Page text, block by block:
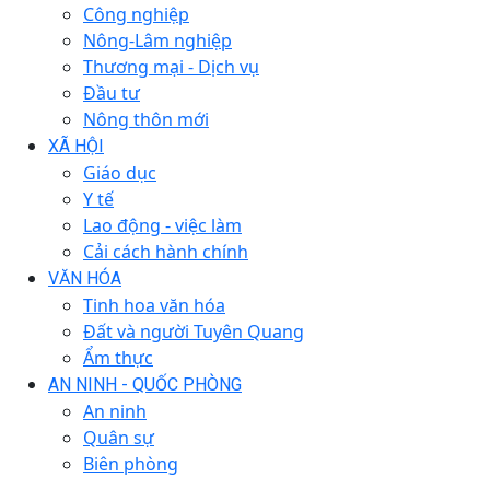
Công nghiệp
Nông-Lâm nghiệp
Thương mại - Dịch vụ
Đầu tư
Nông thôn mới
XÃ HỘI
Giáo dục
Y tế
Lao động - việc làm
Cải cách hành chính
VĂN HÓA
Tinh hoa văn hóa
Đất và người Tuyên Quang
Ẩm thực
AN NINH - QUỐC PHÒNG
An ninh
Quân sự
Biên phòng